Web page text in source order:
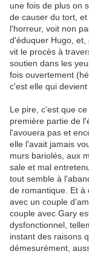
une fois de plus on
de causer du tort,
l'horreur, voit non
d'éduquer Hugo, et,
vit le procès à
soutien dans les
fois ouvertement
c'est elle qui devient
Le pire, c'est que
première partie de
l'avouera pas et
elle l'avait jamais
murs bariolés, aux
sale et mal
tout semble à
de romantique. Et à
avec un couple
couple avec Gary
dysfonctionnel,
instant des raisons
démesurément,